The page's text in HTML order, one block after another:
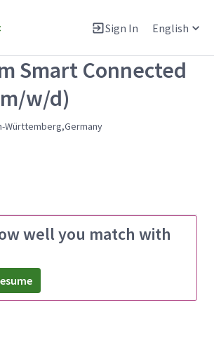
Sign In English
Smart Connected
w/d)
Württemberg,Germany
well you match with